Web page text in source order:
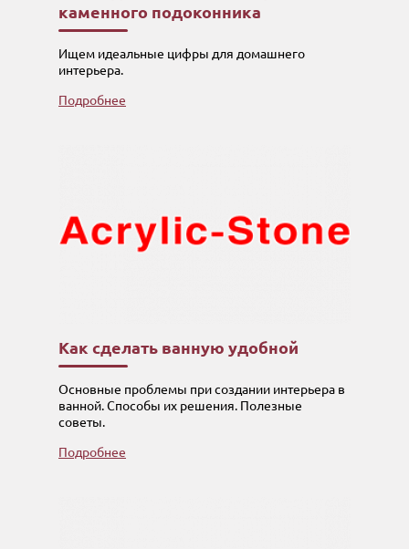
каменного подоконника
Ищем идеальные цифры для домашнего
интерьера.
Подробнее
Как сделать ванную удобной
Основные проблемы при создании интерьера в
ванной. Способы их решения. Полезные
советы.
Подробнее